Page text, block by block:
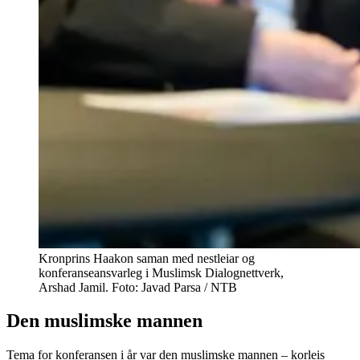
Kronprins Haakon saman med nestleiar og
konferanseansvarleg i Muslimsk Dialognettverk,
Arshad Jamil. Foto: Javad Parsa / NTB
Den muslimske mannen
Tema for konferansen i år var den muslimske mannen – korleis